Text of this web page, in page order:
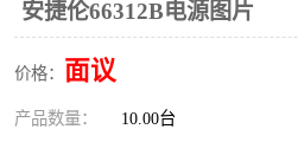
安捷伦66312B电源图片
价格： 面议
产品数量： 10.00台